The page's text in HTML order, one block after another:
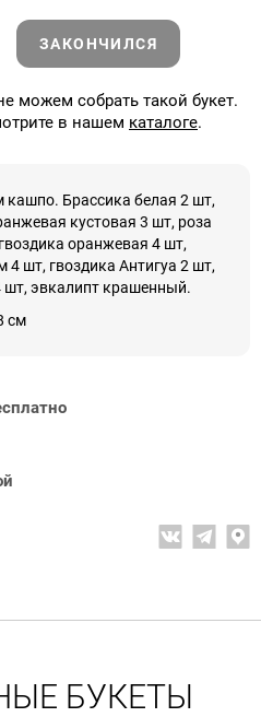
ЗАКОНЧИЛСЯ
можем собрать такой букет.
в нашем каталоге.
Брассика белая 2 шт,
кустовая 3 шт, роза
оранжевая 4 шт,
4 шт, гвоздика Антигуа 2 шт,
шт, эвкалипт крашенный.
см
БУКЕТЫ